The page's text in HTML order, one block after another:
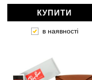
КУПИТИ
в наявності